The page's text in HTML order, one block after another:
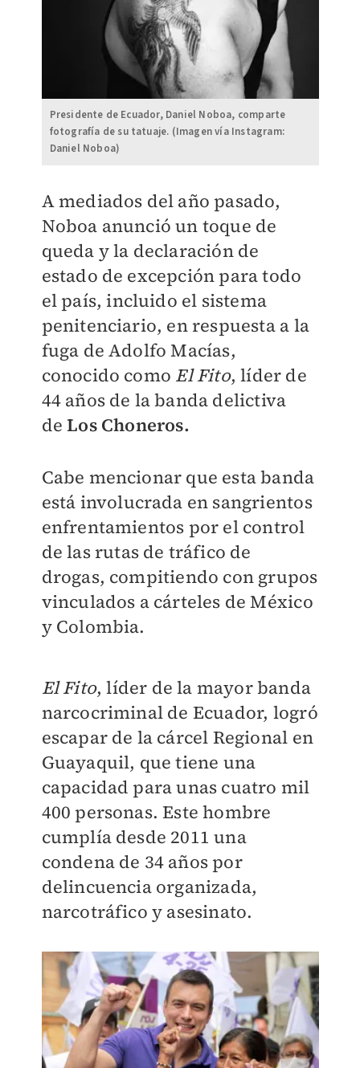
Presidente de Ecuador, Daniel Noboa, comparte
fotografía de su tatuaje. (Imagen vía Instagram:
Daniel Noboa)
A mediados del año pasado,
Noboa anunció un toque de
queda y la declaración de
estado de excepción para todo
el país, incluido el sistema
penitenciario, en respuesta a la
fuga de Adolfo Macías,
conocido como El Fito, líder de
44 años de la banda delictiva
de Los Choneros.
Cabe mencionar que esta banda
está involucrada en sangrientos
enfrentamientos por el control
de las rutas de tráfico de
drogas, compitiendo con grupos
vinculados a cárteles de México
y Colombia.
El Fito, líder de la mayor banda
narcocriminal de Ecuador, logró
escapar de la cárcel Regional en
Guayaquil, que tiene una
capacidad para unas cuatro mil
400 personas. Este hombre
cumplía desde 2011 una
condena de 34 años por
delincuencia organizada,
narcotráfico y asesinato.